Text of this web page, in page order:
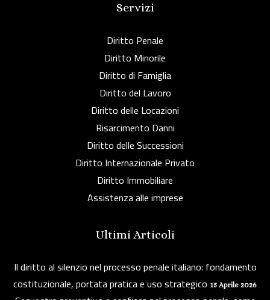
Servizi
Diritto Penale
Diritto Minorile
Diritto di Famiglia
Diritto del Lavoro
Diritto delle Locazioni
Risarcimento Danni
Diritto delle Successioni
Diritto Internazionale Privato
Diritto Immobiliare
Assistenza alle imprese
Ultimi Articoli
Il diritto al silenzio nel processo penale italiano: fondamento
costituzionale, portata pratica e uso strategico 15 Aprile 2026